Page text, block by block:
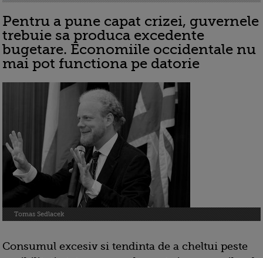
Pentru a pune capat crizei, guvernele
trebuie sa produca excedente
bugetare. Economiile occidentale nu
mai pot functiona pe datorie
Tomas Sedlacek
Consumul excesiv si tendinta de a cheltui peste